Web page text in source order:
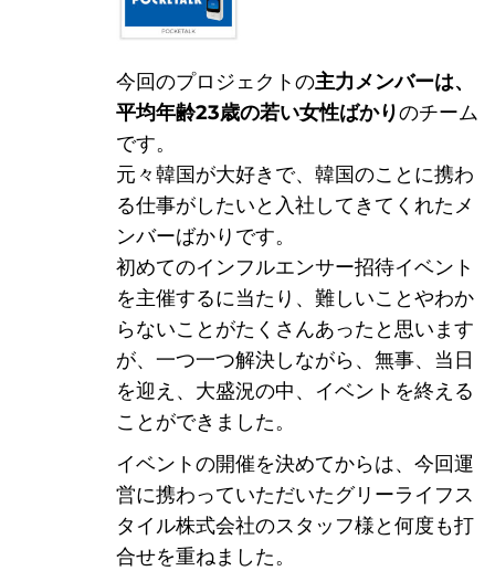
に埋
もれ
今回のプロジェクトの主力メンバーは、
平均年齢23歳の若い女性ばかりのチーム
です。
元々韓国が大好きで、韓国のことに携わ
る仕事がしたいと入社してきてくれたメ
ンバーばかりです。
初めてのインフルエンサー招待イベント
を主催するに当たり、難しいことやわか
らないことがたくさんあったと思います
が、一つ一つ解決しながら、無事、当日
を迎え、大盛況の中、イベントを終える
ことができました。
イベントの開催を決めてからは、今回運
営に携わっていただいたグリーライフス
タイル株式会社のスタッフ様と何度も打
合せを重ねました。